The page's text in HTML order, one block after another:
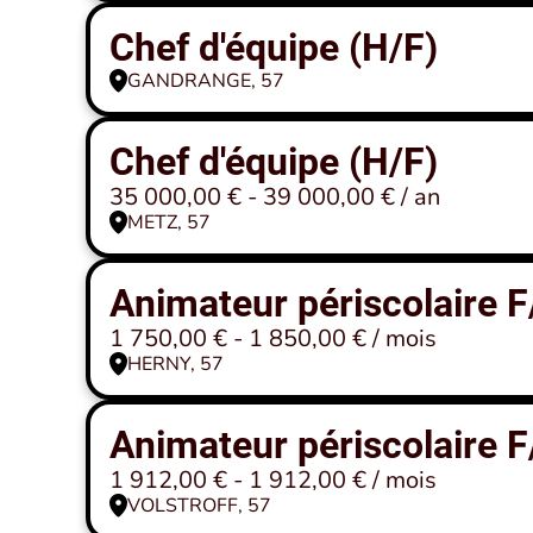
Chef d'équipe (H/F)
GANDRANGE, 57
Chef d'équipe (H/F)
35 000,00 € - 39 000,00 € / an
METZ, 57
Animateur périscolaire
1 750,00 € - 1 850,00 € / mois
HERNY, 57
Animateur périscolaire
1 912,00 € - 1 912,00 € / mois
VOLSTROFF, 57